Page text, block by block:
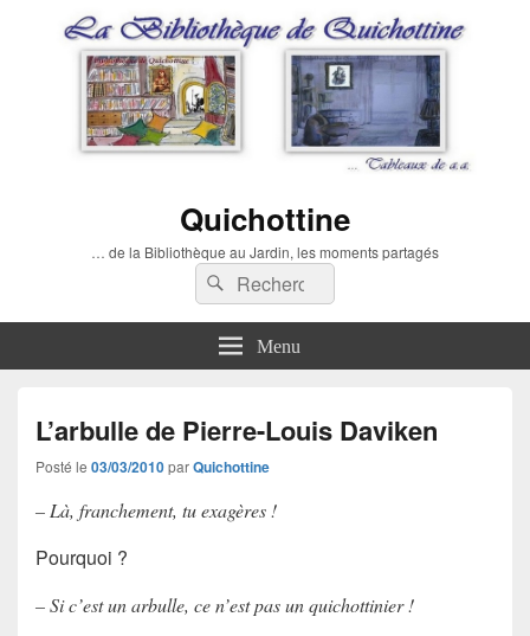
Quichottine
… de la Bibliothèque au Jardin, les moments partagés
Recherche :
Rechercher
Menu
L’arbulle de Pierre-Louis Daviken
Posté le 03/03/2010parQuichottine
– Là, franchement, tu exagères !
Pourquoi ?
– Si c’est un arbulle, ce n’est pas un quichottinier !